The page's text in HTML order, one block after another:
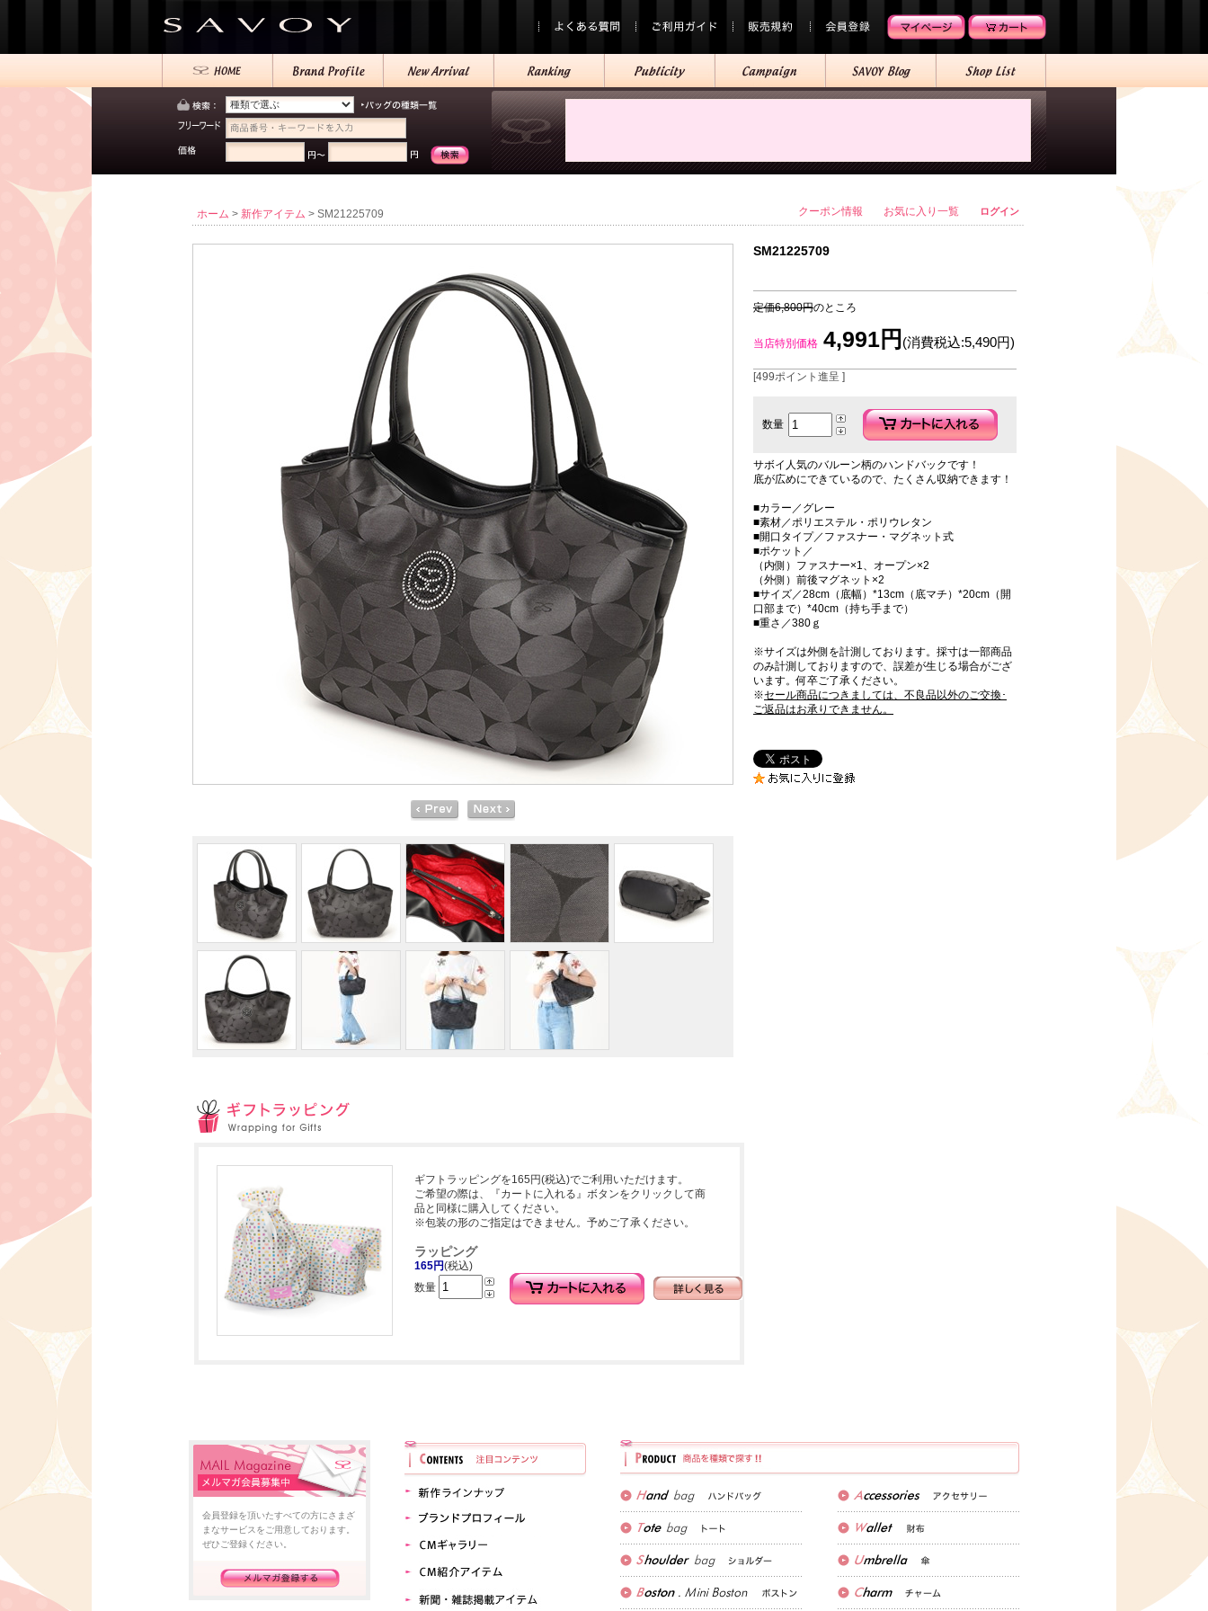
クーポン情報 お気に入り一覧 ログイン
ホーム > 新作アイテム > SM21225709
SM21225709
サボイ人気のバルーン柄のハンドバックです！
底が広めにできているので、たくさん収納できます！
■カラー／グレー
■素材／ポリエステル・ポリウレタン
■開口タイプ／ファスナー・マグネット式
■ポケット／
（内側）ファスナー×1、オープン×2
（外側）前後マグネット×2
■サイズ／28cm（底幅）*13cm（底マチ）*20cm（開
口部まで）*40cm（持ち手まで）
■重さ／380ｇ
※サイズは外側を計測しております。採寸は一部商品
のみ計測しておりますので、誤差が生じる場合がござ
います。何卒ご了承ください。
※セール商品につきましては、不良品以外のご交換･
ご返品はお承りできません。
定価6,800円のところ
当店特別価格 4,991円 (消費税込:5,490円)
[499ポイント進呈 ]
数量
ギフトラッピングを165円(税込)でご利用いただけます。
ご希望の際は、『カートに入れる』ボタンをクリックして商
品と同様に購入してください。
※包装の形のご指定はできません。予めご了承ください。
ラッピング
165円(税込)
数量
会員登録を頂いたすべての方にさまざ
まなサービスをご用意しております。
ぜひご登録ください。